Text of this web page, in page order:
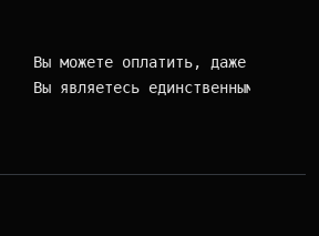
Вы можете оплатить, даже когда
Вы являетесь единственным